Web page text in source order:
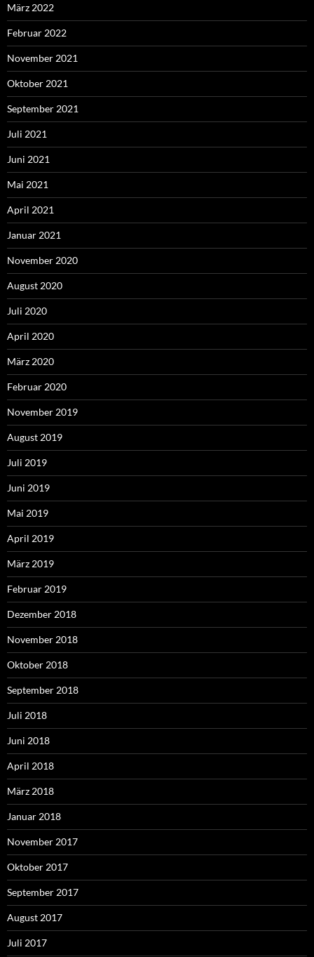
März 2022
Februar 2022
November 2021
Oktober 2021
September 2021
Juli 2021
Juni 2021
Mai 2021
April 2021
Januar 2021
November 2020
August 2020
Juli 2020
April 2020
März 2020
Februar 2020
November 2019
August 2019
Juli 2019
Juni 2019
Mai 2019
April 2019
März 2019
Februar 2019
Dezember 2018
November 2018
Oktober 2018
September 2018
Juli 2018
Juni 2018
April 2018
März 2018
Januar 2018
November 2017
Oktober 2017
September 2017
August 2017
Juli 2017